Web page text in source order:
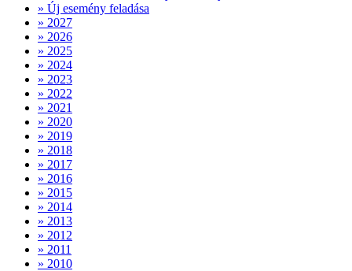
» Új esemény feladása
» 2027
» 2026
» 2025
» 2024
» 2023
» 2022
» 2021
» 2020
» 2019
» 2018
» 2017
» 2016
» 2015
» 2014
» 2013
» 2012
» 2011
» 2010